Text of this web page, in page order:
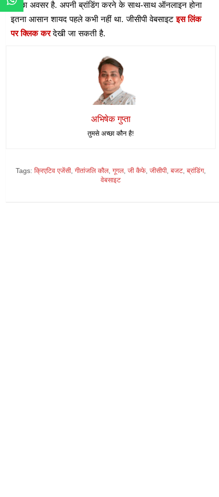
अच्छा अवसर है. अपनी ब्रांडिंग करने के साथ-साथ ऑनलाइन होना
इतना आसान शायद पहले कभी नहीं था. जीसीपी वेबसाइटइस लिंक
पर क्लिक करदेखी जा सकती है.
अभिषेक गुप्ता
तुमसे अच्छा कौन है!
Tags: क्रिएटिव एजेंसी, गीतांजलि कौल, गूगल, जी कैफे, जीसीपी, बजट, ब्रांडिंग,
वेबसाइट